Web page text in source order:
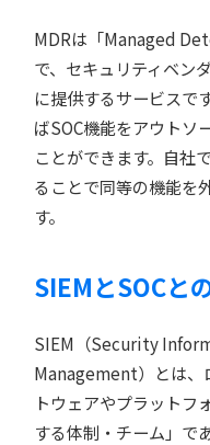
MDRは「Managed
で、セキュリティベン
に提供するサービスで
ばSOC機能をアウトソ
ことができます。自社
ることで同等の機能を
す。
SIEMとSOCと
SIEM（Security
Management）とは、
トウェアやプラットフ
する体制・チーム」で